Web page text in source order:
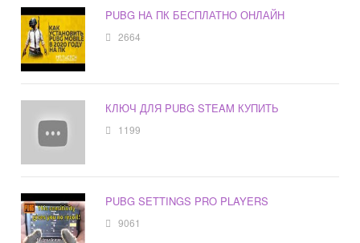
PUBG НА ПК БЕСПЛАТНО ОНЛАЙН
2664
КЛЮЧ ДЛЯ PUBG STEAM КУПИТЬ
1199
PUBG SETTINGS PRO PLAYERS
9061